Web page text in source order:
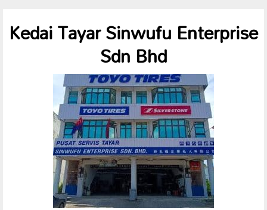
Kedai Tayar Sinwufu Enterprise
Sdn Bhd